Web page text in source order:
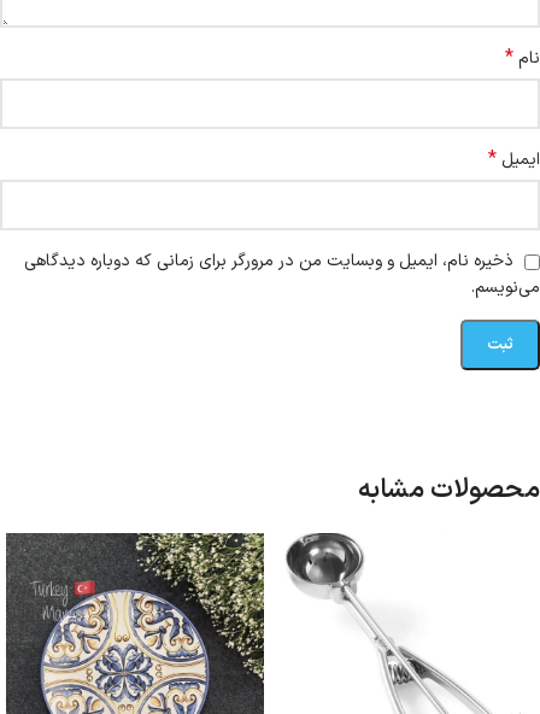
نام*
ایمیل *
ذخیره نام، ایمیل و وبسایت من در مرورگر برای زمانی که دوباره دیدگاهی
می‌نویسم.
محصولات مشابه